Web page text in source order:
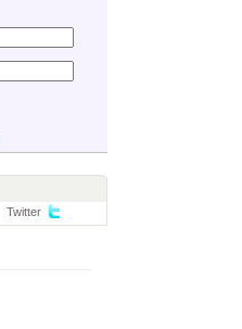
Twitter